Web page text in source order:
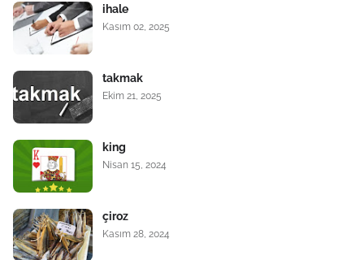
ihale
Kasım 02, 2025
takmak
Ekim 21, 2025
king
Nisan 15, 2024
çiroz
Kasım 28, 2024